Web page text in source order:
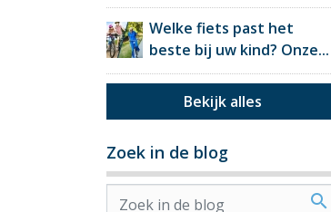
Welke fiets past het
beste bij uw kind? Onze...
Bekijk alles
Zoek in de blog
search